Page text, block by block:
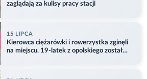
zaglądają za kulisy pracy stacji
15 LIPCA
Kierowca ciężarówki i rowerzystka zginęli
na miejscu. 19-latek z opolskiego został